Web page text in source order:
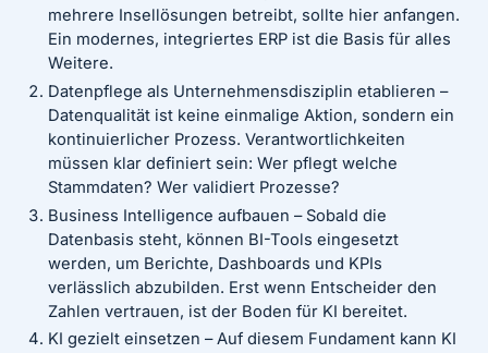
mehrere Insellösungen betreibt, sollte hier anfangen.
Ein modernes, integriertes ERP ist die Basis für alles
Weitere.
Datenpflege als Unternehmensdisziplin etablieren –
Datenqualität ist keine einmalige Aktion, sondern ein
kontinuierlicher Prozess. Verantwortlichkeiten
müssen klar definiert sein: Wer pflegt welche
Stammdaten? Wer validiert Prozesse?
Business Intelligence aufbauen – Sobald die
Datenbasis steht, können BI-Tools eingesetzt
werden, um Berichte, Dashboards und KPIs
verlässlich abzubilden. Erst wenn Entscheider den
Zahlen vertrauen, ist der Boden für KI bereitet.
KI gezielt einsetzen – Auf diesem Fundament kann KI